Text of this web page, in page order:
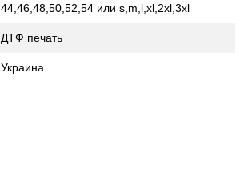
44,46,48,50,52,54 или s,m,l,xl,2xl,3xl
ДТФ печать
Украина